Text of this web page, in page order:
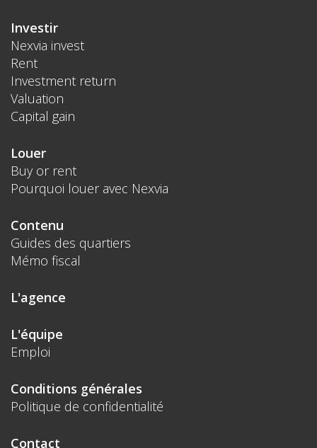
Investir
Nexvia invest
Rent
Investment return
Valuation
Capital gain
Louer
Buy or rent
Pourquoi louer avec Nexvia
Contenu
Guides des quartiers
Mémo fiscal
L'agence
L'équipe
Emploi
Conditions générales
Politique de confidentialité
Contact